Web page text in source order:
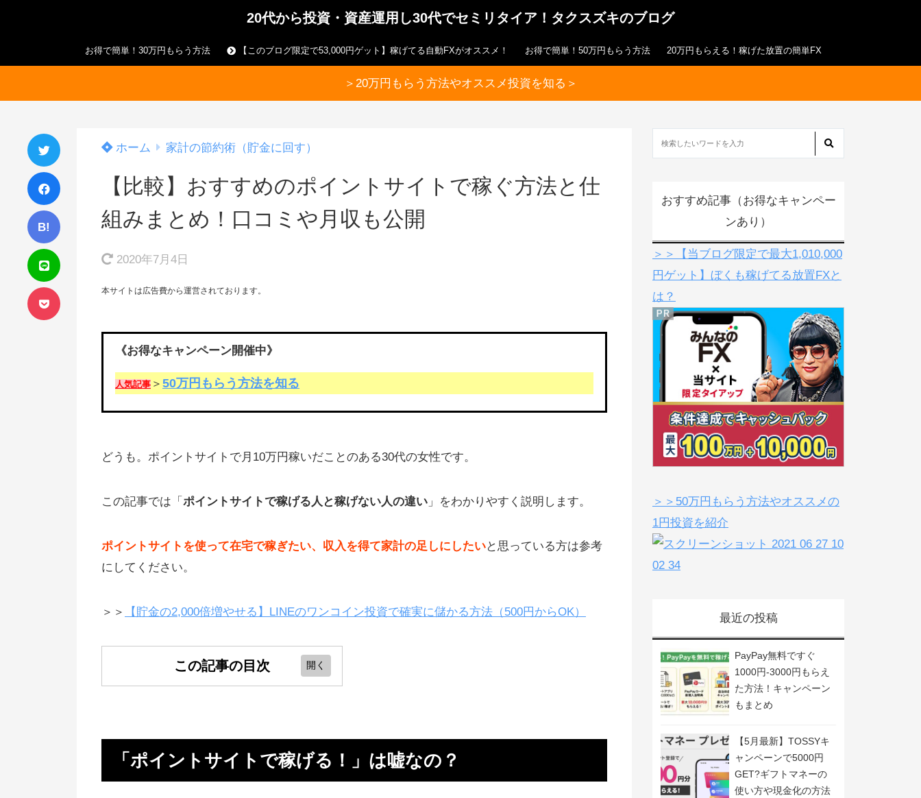
20代から投資・資産運用し30代でセミリタイア！タクスズキのブログ
お得で簡単！30万円もらう方法 【このブログ限定で53,000円ゲット】稼げてる自動FXがオススメ！ お得で簡単！50万円もらう方法 20万円もらえる！稼げた放置の簡単FX
＞20万円もらう方法やオススメ投資を知る＞
B!
ホーム 家計の節約術（貯金に回す）
【比較】おすすめのポイントサイトで稼ぐ方法と仕
組みまとめ！口コミや月収も公開
2020年7月4日
本サイトは広告費から運営されております。
《お得なキャンペーン開催中》
人気記事 ＞ 50万円もらう方法を知る
どうも。ポイントサイトで月10万円稼いだことのある30代の女性です。
この記事では「 ポイントサイトで稼げる人と稼げない人の違い 」をわかりやすく説明します。
ポイントサイトを使って在宅で稼ぎたい、収入を得て家計の足しにしたいと思っている方は参考
にしてください。
＞＞ 【貯金の2,000倍増やせる】LINEのワンコイン投資で確実に儲かる方法（500円からOK）
この記事の目次
ポイントサイトで稼げない人とは行
「ポイントサイトで稼げる！」は嘘なの？
おすすめ記事（お得なキャンペー
ンあり）
＞＞【当ブログ限定で最大1,010,000
円ゲット】ぼくも稼げてる放置FXと
は？
＞＞50万円もらう方法やオススメの
1円投資を紹介
最近の投稿
PayPay無料ですぐ
1000円-3000円もらえ
た方法！キャンペーン
もまとめ
【5月最新】TOSSYキ
ャンペーンで5000円
GET?ギフトマネーの
使い方や現金化の方法